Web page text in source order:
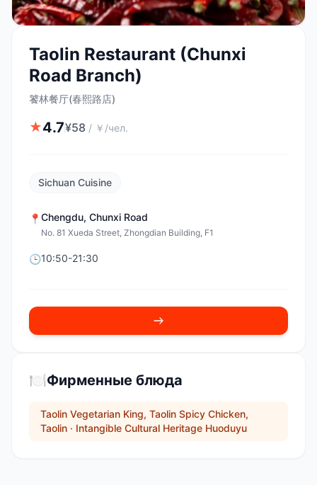
Taolin Restaurant (Chunxi
Road Branch)
饕林餐厅(春熙路店)
★4.7¥58 / ￥/чел.
Sichuan Cuisine
📍 Chengdu, Chunxi Road
No. 81 Xueda Street, Zhongdian Building, F1
🕒10:50-21:30
🍽️Фирменные блюда
Taolin Vegetarian King, Taolin Spicy Chicken,
Taolin · Intangible Cultural Heritage Huoduyu